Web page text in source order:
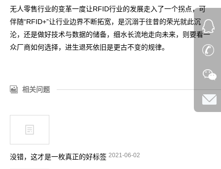
无人零售行业的变革一度让RFID行业的发展走入了一个拐点，可
伴随“RFID+”让行业边界不断拓宽，是沉溺于往昔的荣光就此沉
沦，还是做好技术与数据的储备，细水长流地走向未来，则要看一
众厂商如何选择，进生退死依旧是更古不变的规律。
相关问题
没错，这才是一枚真正的好标签 2021-06-02